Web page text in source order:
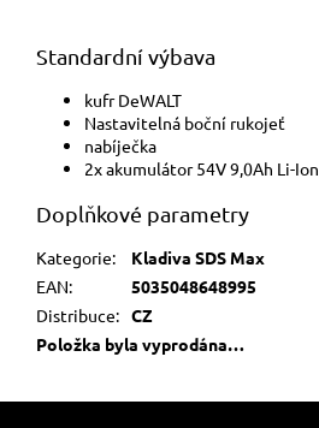
Standardní výbava
kufr DeWALT
Nastavitelná boční rukojeť
nabíječka
2x akumulátor 54V 9,0Ah Li-Ion
Doplňkové parametry
Kategorie:
Kladiva SDS Max
EAN:
5035048648995
Distribuce: CZ
Položka byla vyprodána…